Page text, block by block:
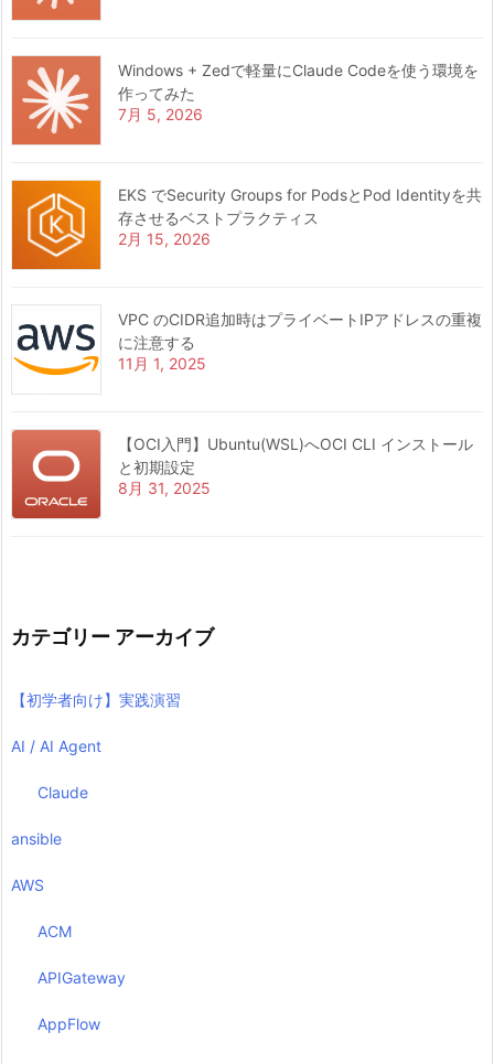
Windows + Zedで軽量にClaude Codeを使う環境を
作ってみた
7月 5, 2026
EKS でSecurity Groups for PodsとPod Identityを共
存させるベストプラクティス
2月 15, 2026
VPC のCIDR追加時はプライベートIPアドレスの重複
に注意する
11月 1, 2025
【OCI入門】Ubuntu(WSL)へOCI CLI インストール
と初期設定
8月 31, 2025
カテゴリー アーカイブ
【初学者向け】実践演習
AI / AI Agent
Claude
ansible
AWS
ACM
APIGateway
AppFlow